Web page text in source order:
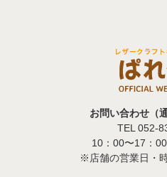
お問い合わせ（
TEL 052-
10：00〜17：00
※店舗の営業日・